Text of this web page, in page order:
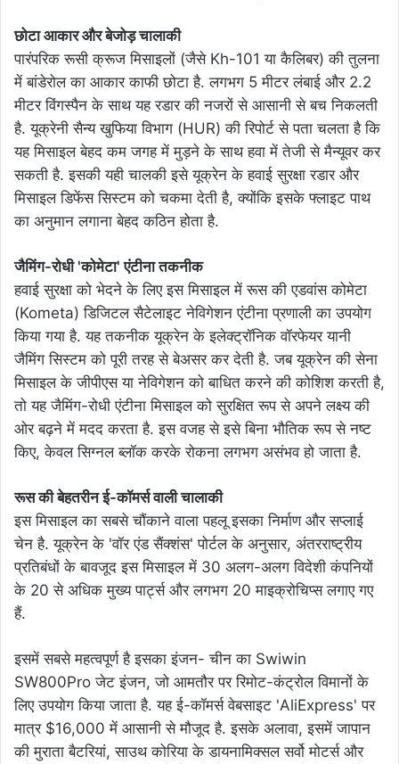
छोटा आकार और बेजोड़ चालाकी
पारंपरिक रूसी क्रूज मिसाइलों (जैसे Kh-101 या कैलिबर) की तुलना
में बांडेरोल का आकार काफी छोटा है. लगभग 5 मीटर लंबाई और 2.2
मीटर विंगस्पैन के साथ यह रडार की नजरों से आसानी से बच निकलती
है. यूक्रेनी सैन्य खुफिया विभाग (HUR) की रिपोर्ट से पता चलता है कि
यह मिसाइल बेहद कम जगह में मुड़ने के साथ हवा में तेजी से मैन्यूवर कर
सकती है. इसकी यही चालकी इसे यूक्रेन के हवाई सुरक्षा रडार और
मिसाइल डिफेंस सिस्टम को चकमा देती है, क्योंकि इसके फ्लाइट पाथ
का अनुमान लगाना बेहद कठिन होता है.
जैमिंग-रोधी 'कोमेटा' एंटीना तकनीक
हवाई सुरक्षा को भेदने के लिए इस मिसाइल में रूस की एडवांस कोमेटा
(Kometa) डिजिटल सैटेलाइट नेविगेशन एंटीना प्रणाली का उपयोग
किया गया है. यह तकनीक यूक्रेन के इलेक्ट्रॉनिक वॉरफेयर यानी
जैमिंग सिस्टम को पूरी तरह से बेअसर कर देती है. जब यूक्रेन की सेना
मिसाइल के जीपीएस या नेविगेशन को बाधित करने की कोशिश करती है,
तो यह जैमिंग-रोधी एंटीना मिसाइल को सुरक्षित रूप से अपने लक्ष्य की
ओर बढ़ने में मदद करता है. इस वजह से इसे बिना भौतिक रूप से नष्ट
किए, केवल सिग्नल ब्लॉक करके रोकना लगभग असंभव हो जाता है.
रूस की बेहतरीन ई-कॉमर्स वाली चालाकी
इस मिसाइल का सबसे चौंकाने वाला पहलू इसका निर्माण और सप्लाई
चेन है. यूक्रेन के 'वॉर एंड सैंक्शंस' पोर्टल के अनुसार, अंतरराष्ट्रीय
प्रतिबंधों के बावजूद इस मिसाइल में 30 अलग-अलग विदेशी कंपनियों
के 20 से अधिक मुख्य पार्ट्स और लगभग 20 माइक्रोचिप्स लगाए गए
हैं.
इसमें सबसे महत्वपूर्ण है इसका इंजन- चीन का Swiwin
SW800Pro जेट इंजन, जो आमतौर पर रिमोट-कंट्रोल विमानों के
लिए उपयोग किया जाता है. यह ई-कॉमर्स वेबसाइट 'AliExpress' पर
मात्र $16,000 में आसानी से मौजूद है. इसके अलावा, इसमें जापान
की मुराता बैटरियां, साउथ कोरिया के डायनामिक्सल सर्वो मोटर्स और